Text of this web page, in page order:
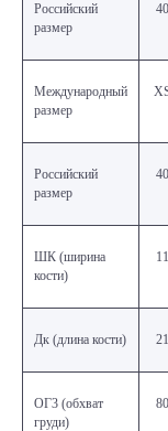
Российский
размер
40
Международный
размер
Российский
размер
40
ШК (ширина
кости)
11
Дк (длина кости) 21
ОГ3 (обхват
груди)
80